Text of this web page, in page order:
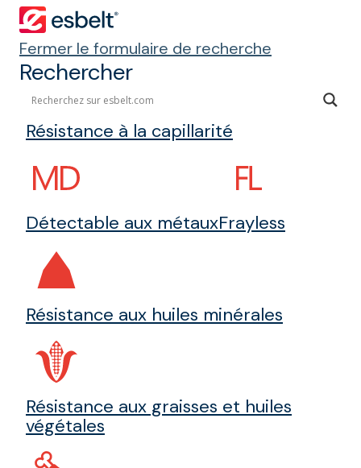
Fermer le formulaire de recherche
Rechercher
Antistatisme
ISO 284
Résistance à la capillarité
Détectable aux métauxFrayless
Résistance aux huiles minérales
Résistance aux graisses et huiles
végétales